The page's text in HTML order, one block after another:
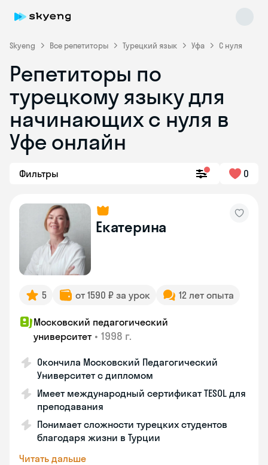
Skyeng Все репетиторы Турецкий язык Уфа С нуля
Репетиторы по
турецкому языку для
начинающих с нуля в
Уфе онлайн
Фильтры 0
Екатерина
5 от 1590 ₽ за урок 12 лет опыта
Московский педагогический
университет • 1998 г.
Окончила Московский Педагогический
Университет с дипломом
Имеет международный сертификат TESOL для
преподавания
Понимает сложности турецких студентов
благодаря жизни в Турции
Читать дальше